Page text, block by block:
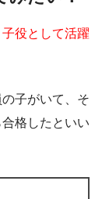
子役として活躍
子がいて、そ
格したといい